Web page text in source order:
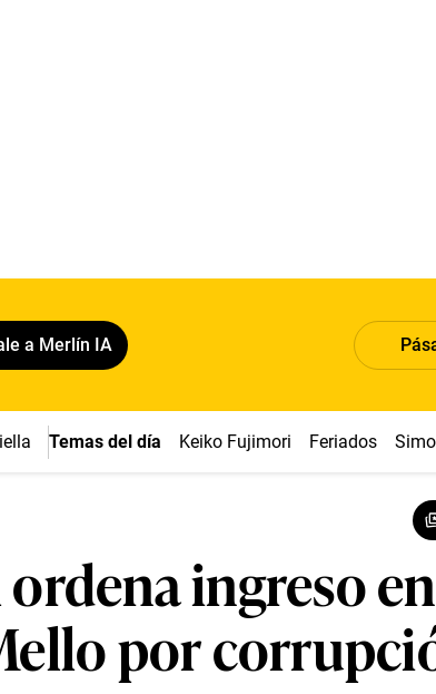
a Merlín IA
Temas del día Keiko Fujimori Feriados
ingreso
por